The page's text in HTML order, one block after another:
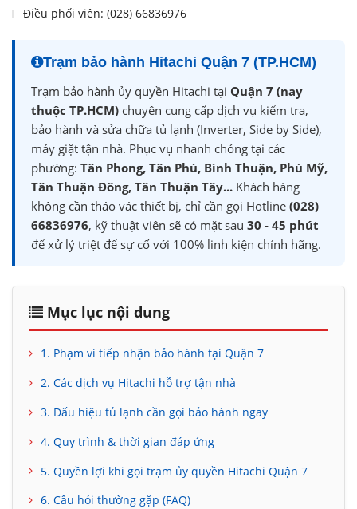
Điều phối viên: (028) 66836976
Trạm bảo hành Hitachi Quận 7 (TP.HCM)
Trạm bảo hành ủy quyền Hitachi tại Quận 7 (nay
thuộc TP.HCM) chuyên cung cấp dịch vụ kiểm tra,
bảo hành và sửa chữa tủ lạnh (Inverter, Side by Side),
máy giặt tận nhà. Phục vụ nhanh chóng tại các
phường: Tân Phong, Tân Phú, Bình Thuận, Phú Mỹ,
Tân Thuận Đông, Tân Thuận Tây... Khách hàng
không cần tháo vác thiết bị, chỉ cần gọi Hotline (028)
66836976, kỹ thuật viên sẽ có mặt sau 30 - 45 phút
để xử lý triệt để sự cố với 100% linh kiện chính hãng.
Mục lục nội dung
1. Phạm vi tiếp nhận bảo hành tại Quận 7
2. Các dịch vụ Hitachi hỗ trợ tận nhà
3. Dấu hiệu tủ lạnh cần gọi bảo hành ngay
4. Quy trình & thời gian đáp ứng
5. Quyền lợi khi gọi trạm ủy quyền Hitachi Quận 7
6. Câu hỏi thường gặp (FAQ)